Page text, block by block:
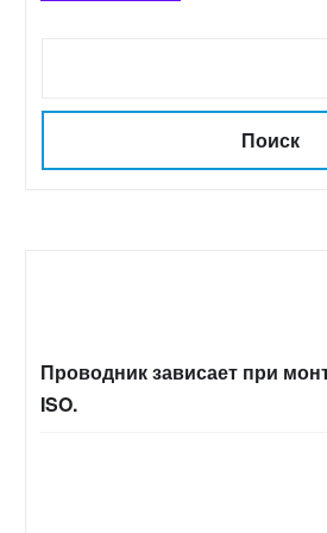
Поиск
Проводник зависает при
ISO.